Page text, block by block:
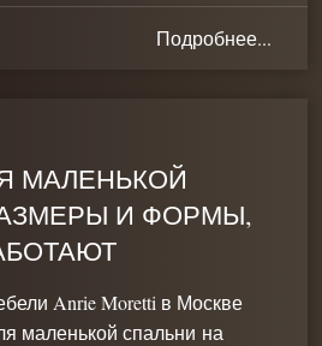
Подробнее...
МАЛЕНЬКОЙ
И ФОРМЫ,
Anrie Moretti в Москве
маленькой спальни на